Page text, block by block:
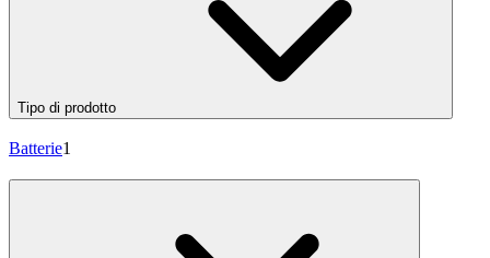
Tipo di prodotto
Batterie1